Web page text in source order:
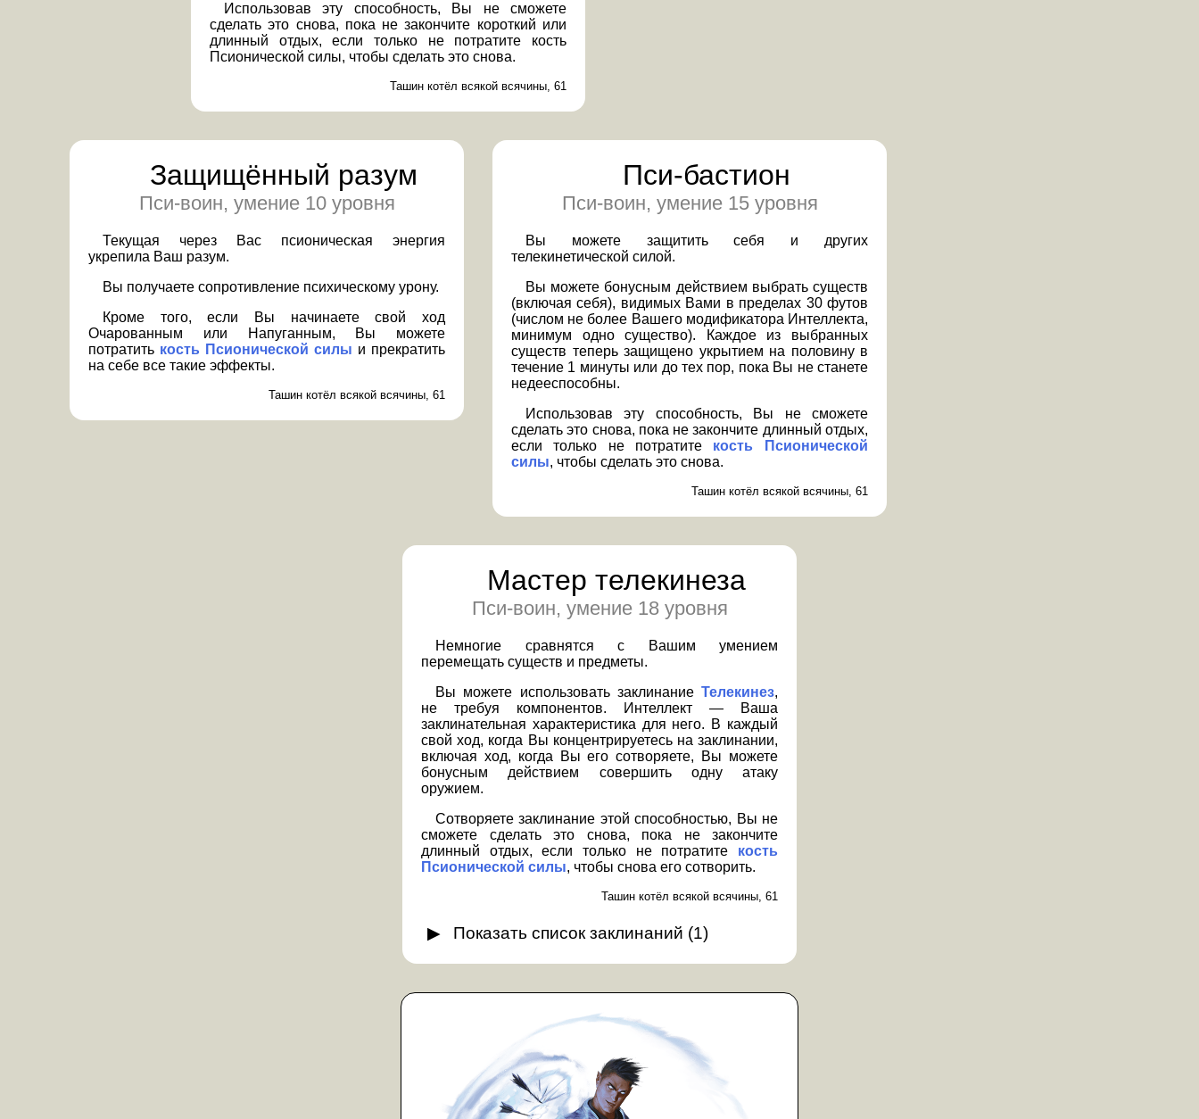
Использовав эту способность, Вы не сможете
сделать это снова, пока не закончите короткий или
длинный отдых, если только не потратите кость
Псионической силы, чтобы сделать это снова.
Ташин котёл всякой всячины, 61
Защищённый разум
Пси-воин, умение 10 уровня
Текущая через Вас псионическая энергия
укрепила Ваш разум.
Вы получаете сопротивление психическому урону.
Кроме того, если Вы начинаете свой ход
Очарованным или Напуганным, Вы можете
потратить кость Псионической силы и прекратить
на себе все такие эффекты.
Ташин котёл всякой всячины, 61
Пси-бастион
Пси-воин, умение 15 уровня
Вы можете защитить себя и других
телекинетической силой.
Вы можете бонусным действием выбрать существ
(включая себя), видимых Вами в пределах 30 футов
(числом не более Вашего модификатора Интеллекта,
минимум одно существо). Каждое из выбранных
существ теперь защищено укрытием на половину в
течение 1 минуты или до тех пор, пока Вы не станете
недееспособны.
Использовав эту способность, Вы не сможете
сделать это снова, пока не закончите длинный отдых,
если только не потратите кость Псионической
силы, чтобы сделать это снова.
Ташин котёл всякой всячины, 61
Мастер телекинеза
Пси-воин, умение 18 уровня
Немногие сравнятся с Вашим умением
перемещать существ и предметы.
Вы можете использовать заклинание Телекинез,
не требуя компонентов. Интеллект — Ваша
заклинательная характеристика для него. В каждый
свой ход, когда Вы концентрируетесь на заклинании,
включая ход, когда Вы его сотворяете, Вы можете
бонусным действием совершить одну атаку
оружием.
Сотворяете заклинание этой способностью, Вы не
сможете сделать это снова, пока не закончите
длинный отдых, если только не потратите кость
Псионической силы, чтобы снова его сотворить.
Ташин котёл всякой всячины, 61
Показатьсписок заклинаний (1)